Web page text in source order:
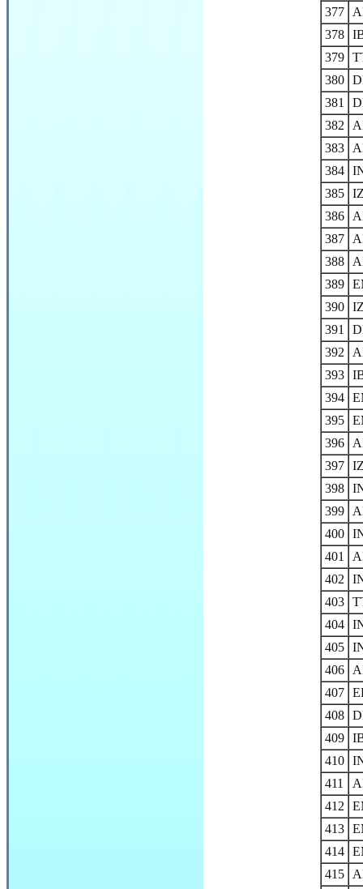
377
378
379
380
381
382
383
384
385
386
387
388
389
390
391
392
393
394
395
396
397
398
399
400
401
402
403
404
405
406
407
408
409
410
411
412
413
414
415